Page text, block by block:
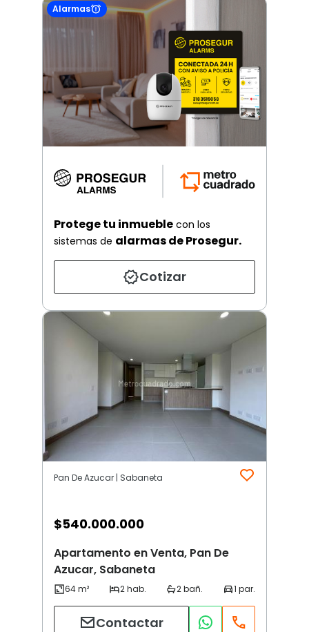
Alarmas
Protege tu inmueble con los
sistemas de alarmas de Prosegur.
Cotizar
Pan De Azucar | Sabaneta
$540.000.000
Apartamento en Venta, Pan De
Azucar, Sabaneta
Contactar